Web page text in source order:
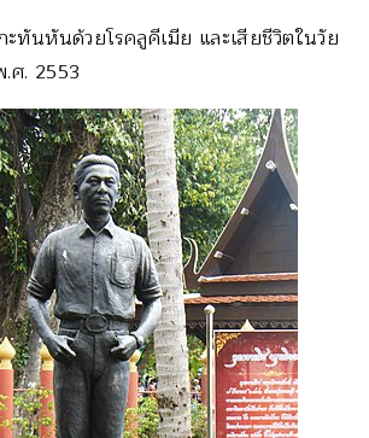
ะทันหันด้วยโรคลูคีเมีย และเสียชีวิตในวัย
ศ. 2553